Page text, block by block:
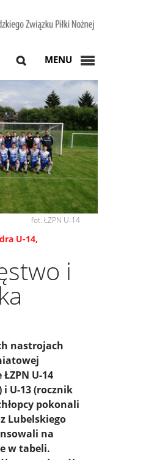
MENU
fot. ŁZPN U-14
U-14,
i
nastrojach
U-14
i U-13 (rocznik
pokonali
Lubelskiego
na
w tabeli.